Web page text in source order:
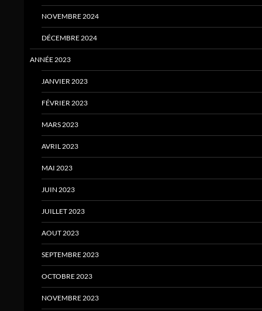
NOVEMBRE 2024
DÉCEMBRE 2024
ANNÉE 2023
JANVIER 2023
FÉVRIER 2023
MARS 2023
AVRIL 2023
MAI 2023
JUIN 2023
JUILLET 2023
AOUT 2023
SEPTEMBRE 2023
OCTOBRE 2023
NOVEMBRE 2023